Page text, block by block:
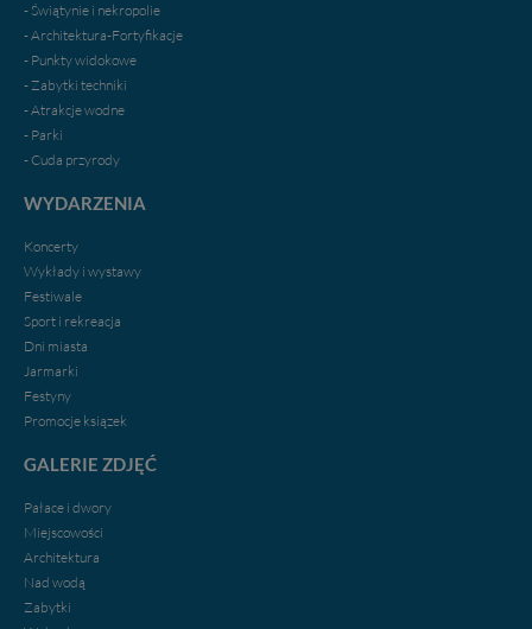
- Świątynie i nekropolie
- Architektura-Fortyfikacje
- Punkty widokowe
- Zabytki techniki
- Atrakcje wodne
- Parki
- Cuda przyrody
WYDARZENIA
Koncerty
Wykłady i wystawy
Festiwale
Sport i rekreacja
Dni miasta
Jarmarki
Festyny
Promocje ksiązek
GALERIE ZDJĘĆ
Pałace i dwory
Miejscowości
Architektura
Nad wodą
Zabytki